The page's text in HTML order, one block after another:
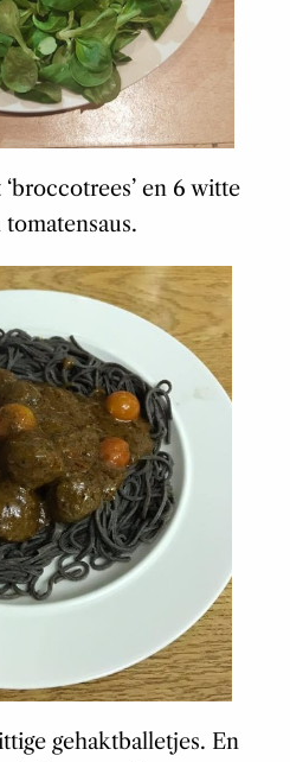
en 6 witte
gehaktballetjes. En